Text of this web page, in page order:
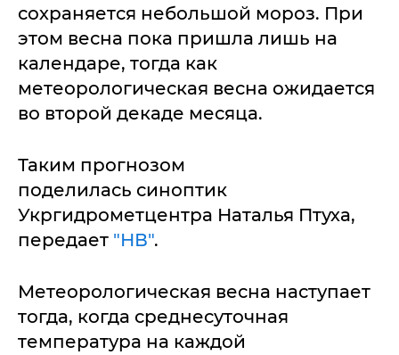
сохраняется небольшой мороз. При
этом весна пока пришла лишь на
календаре, тогда как
метеорологическая весна ожидается
во второй декаде месяца.
Таким прогнозом
поделилась синоптик
Укргидрометцентра Наталья Птуха,
передает "НВ".
Метеорологическая весна наступает
тогда, когда среднесуточная
температура на каждой